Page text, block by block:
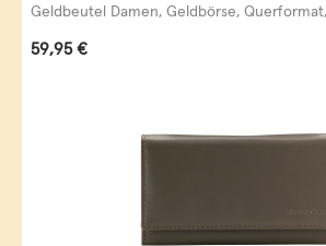
Geldbeutel Damen, Geldbörse,
Regulärer Preis:
59,95 €